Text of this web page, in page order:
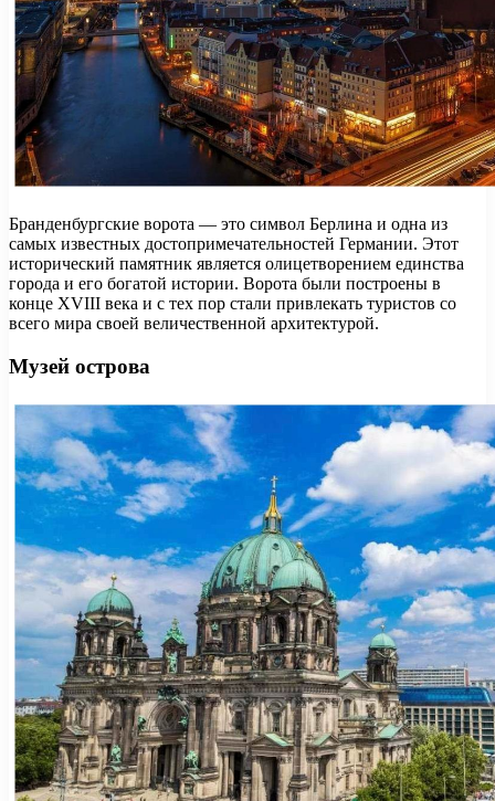
Бранденбургские ворота — это символ Берлина и одна из
самых известных достопримечательностей Германии. Этот
исторический памятник является олицетворением единства
города и его богатой истории. Ворота были построены в
конце XVIII века и с тех пор стали привлекать туристов со
всего мира своей величественной архитектурой.
Музей острова